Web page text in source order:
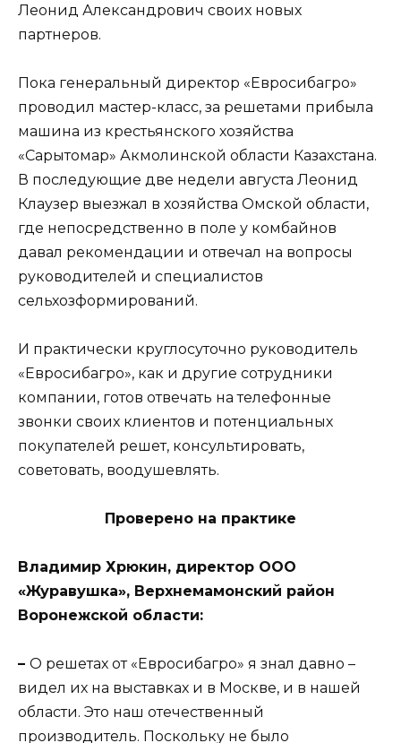
Леонид Александрович своих новых
партнеров.
Пока генеральный директор «Евросибагро»
проводил мастер-класс, за решетами прибыла
машина из крестьянского хозяйства
«Сарытомар» Акмолинской области Казахстана.
В последующие две недели августа Леонид
Клаузер выезжал в хозяйства Омской области,
где непосредственно в поле у комбайнов
давал рекомендации и отвечал на вопросы
руководителей и специалистов
сельхозформирований.
И практически круглосуточно руководитель
«Евросибагро», как и другие сотрудники
компании, готов отвечать на телефонные
звонки своих клиентов и потенциальных
покупателей решет, консультировать,
советовать, воодушевлять.
Проверено на практике
Владимир Хрюкин, директор ООО
«Журавушка», Верхнемамонский район
Воронежской области:
– О решетах от «Евросибагро» я знал давно –
видел их на выставках и в Москве, и в нашей
области. Это наш отечественный
производитель. Поскольку не было